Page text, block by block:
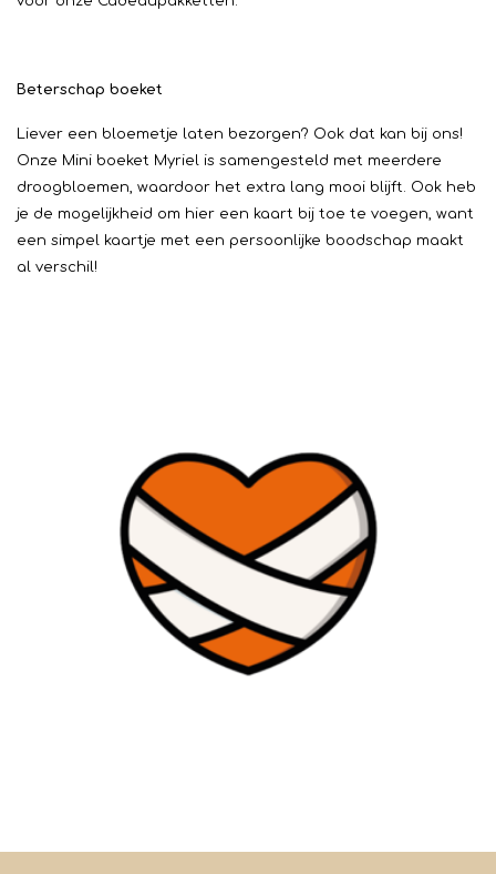
Beterschap boeket
Liever een bloemetje laten bezorgen? Ook dat kan bij ons!
Onze Mini boeket Myriel is samengesteld met meerdere
droogbloemen, waardoor het extra lang mooi blijft. Ook heb
je de mogelijkheid om hier een kaart bij toe te voegen, want
een simpel kaartje met een persoonlijke boodschap maakt
al verschil!